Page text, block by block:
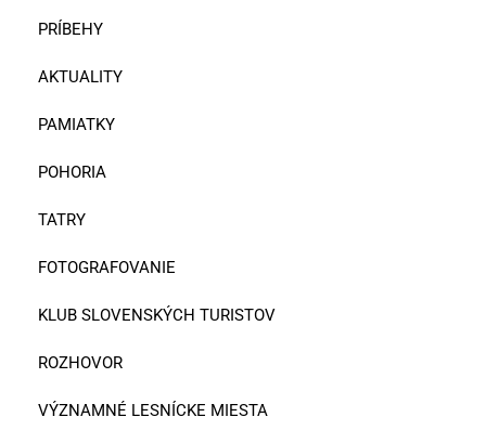
PRÍBEHY
AKTUALITY
PAMIATKY
POHORIA
TATRY
FOTOGRAFOVANIE
KLUB SLOVENSKÝCH TURISTOV
ROZHOVOR
VÝZNAMNÉ LESNÍCKE MIESTA